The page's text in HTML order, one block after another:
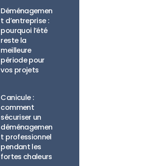
Déménagemen
t d’entreprise :
pourquoi l’été
reste la
meilleure
période pour
vos projets
Canicule :
comment
sécuriser un
déménagemen
t professionnel
pendant les
fortes chaleurs